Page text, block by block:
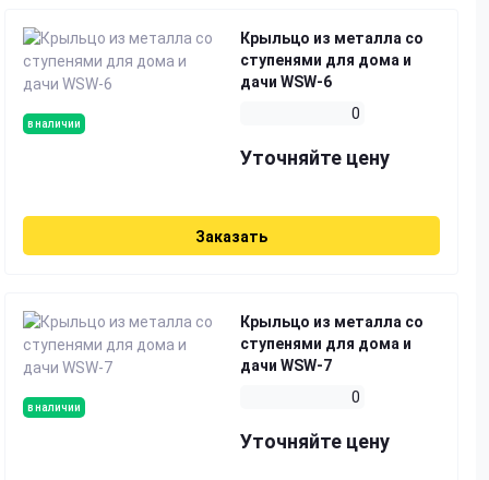
в наличии
Крыльцо из металла со
ступенями для дома и
дачи WSW-6
0
Уточняйте цену
Заказать
в наличии
Крыльцо из металла со
ступенями для дома и
дачи WSW-7
0
Уточняйте цену